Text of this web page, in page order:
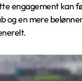
engagement kan
og en mere